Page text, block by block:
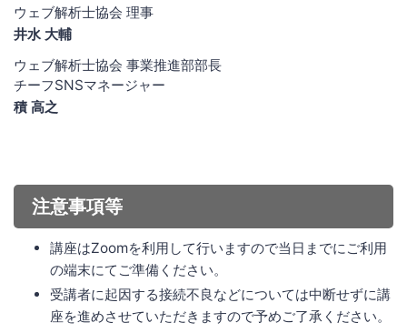
ウェブ解析士協会 理事
井水 大輔
ウェブ解析士協会 事業推進部部長
チーフSNSマネージャー
積 高之
注意事項等
講座はZoomを利用して行いますので当日までにご利用
の端末にてご準備ください。
受講者に起因する接続不良などについては中断せずに講
座を進めさせていただきますので予めご了承ください。